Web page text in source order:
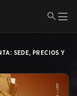
SEDE, PRECIOS Y